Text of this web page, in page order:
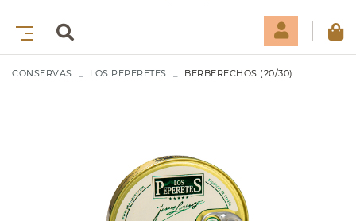
CONSERVAS LOS PEPERETES BERBERECHOS (20/30)